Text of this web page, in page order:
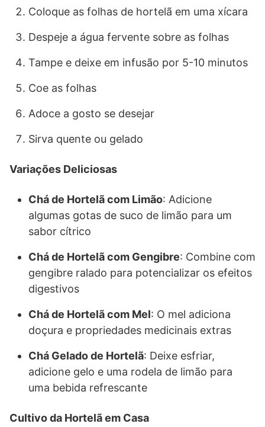
Coloque as folhas de hortelã em uma xícara
Despeje a água fervente sobre as folhas
Tampe e deixe em infusão por 5-10 minutos
Coe as folhas
Adoce a gosto se desejar
Sirva quente ou gelado
Variações Deliciosas
Chá de Hortelã com Limão: Adicione
algumas gotas de suco de limão para um
sabor cítrico
Chá de Hortelã com Gengibre: Combine com
gengibre ralado para potencializar os efeitos
digestivos
Chá de Hortelã com Mel: O mel adiciona
doçura e propriedades medicinais extras
Chá Gelado de Hortelã: Deixe esfriar,
adicione gelo e uma rodela de limão para
uma bebida refrescante
Cultivo da Hortelã em Casa